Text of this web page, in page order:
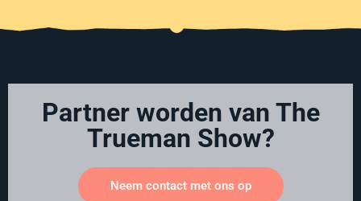
Partner worden van The
Trueman Show?
Neem contact met ons op